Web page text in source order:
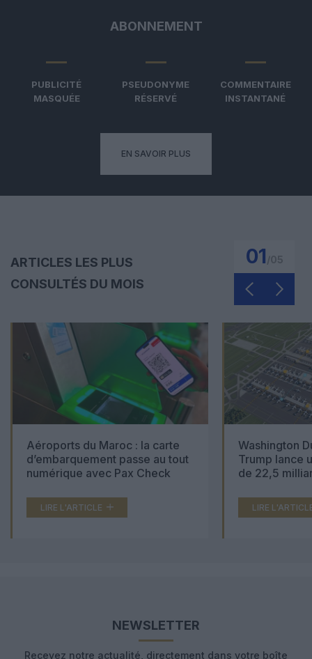
ABONNEMENT
PUBLICITÉ
MASQUÉE
PSEUDONYME
RÉSERVÉ
COMMENTAIRE
INSTANTANÉ
EN SAVOIR PLUS
ARTICLES LES PLUS
CONSULTÉS DU MOIS
01
Aéroports du Maroc : la carte
d’embarquement passe au tout
numérique avec Pax Check
LIRE L'ARTICLE
Washington
Trump lance
de 22,5
LIRE
NEWSLETTER
Recevez notre actualité, directement dans votre boîte